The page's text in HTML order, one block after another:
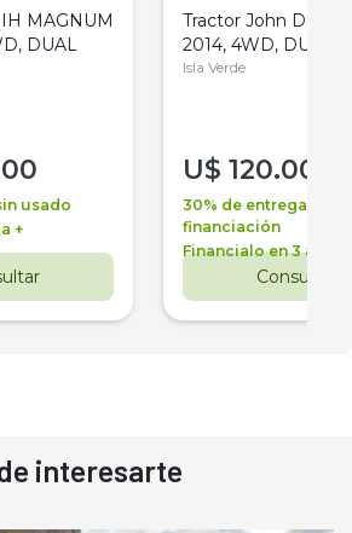
MAGNUM
DUAL
usado
+
Tractor John Deere
2014, 4WD, DUAL
Isla Verde
U$ 120.000
30% de entrega +
financiación
Financialo en 3 años
Consultar
interesarte